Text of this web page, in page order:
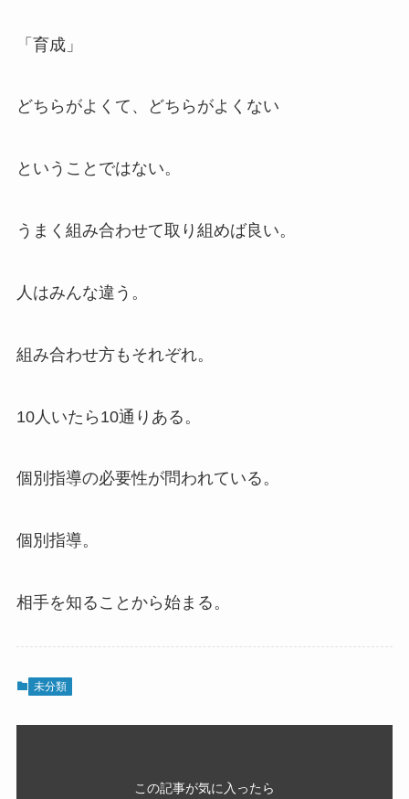
「育成」
どちらがよくて、どちらがよくない
ということではない。
うまく組み合わせて取り組めば良い。
人はみんな違う。
組み合わせ方もそれぞれ。
10人いたら10通りある。
個別指導の必要性が問われている。
個別指導。
相手を知ることから始まる。
未分類
この記事が気に入ったら